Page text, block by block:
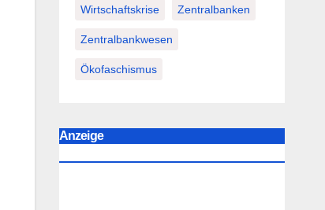
Wirtschaftskrise Zentralbanken
Zentralbankwesen
Ökofaschismus
Anzeige